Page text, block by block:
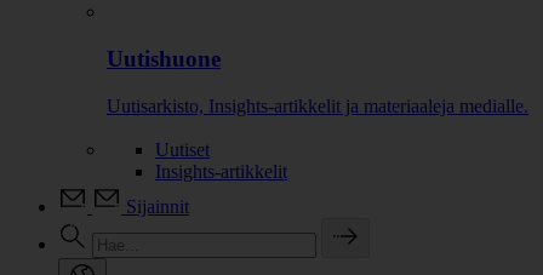
Uutishuone
Uutisarkisto, Insights-artikkelit ja materiaaleja medialle.
Uutiset
Insights-artikkelit
Sijainnit